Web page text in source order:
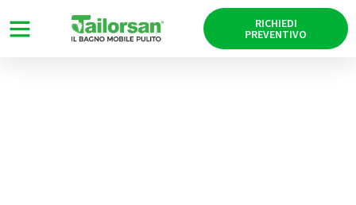
RICHIEDI
PREVENTIVO